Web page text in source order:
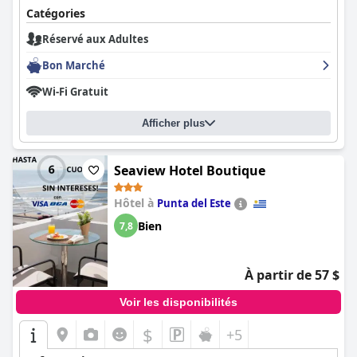
Catégories
Réservé aux Adultes
Bon Marché
Wi-Fi Gratuit
Afficher plus
Seaview Hotel Boutique
Hôtel à Punta del Este
7,8 Bien
À partir de 57 $
Voir les disponibilités
$ +5